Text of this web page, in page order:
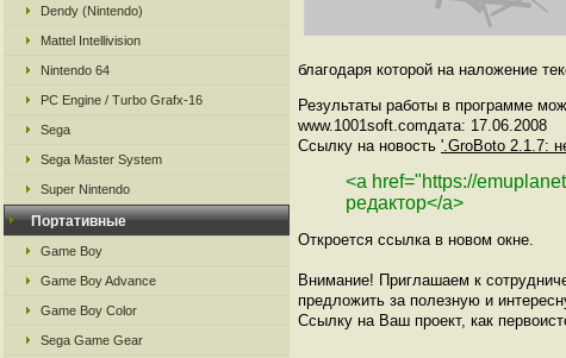
Dendy (Nintendo)
Mattel Intellivision
Nintendo 64
PC Engine / Turbo Grafx-16
Sega
Sega Master System
Super Nintendo
Портативные
Game Boy
Game Boy Advance
Game Boy Color
Sega Game Gear
благодаря которой на наложение
Результаты работы в программе
www.1001soft.comдата: 17.06.2008
Ссылку на новость '.GroBoto 2.1.7:
<a href="https://
редактор</a>
Откроется ссылка в новом окне.
Внимание! Приглашаем к
предложить за полезную и
Ссылку на Ваш проект, как